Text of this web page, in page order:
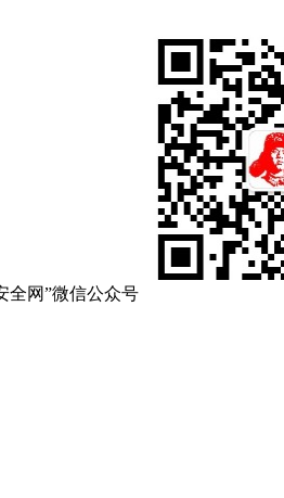
全网”微信公众号